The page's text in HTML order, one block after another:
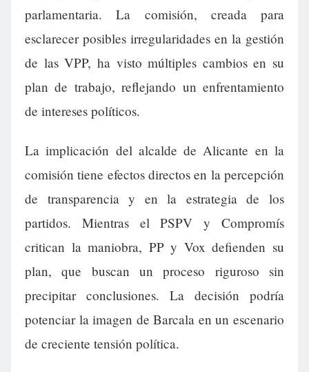
parlamentaria. La comisión, creada para
esclarecer posibles irregularidades en la gestión
de las VPP, ha visto múltiples cambios en su
plan de trabajo, reflejando un enfrentamiento
de intereses políticos.
La implicación del alcalde de Alicante en la
comisión tiene efectos directos en la percepción
de transparencia y en la estrategia de los
partidos. Mientras el PSPV y Compromís
critican la maniobra, PP y Vox defienden su
plan, que buscan un proceso riguroso sin
precipitar conclusiones. La decisión podría
potenciar la imagen de Barcala en un escenario
de creciente tensión política.